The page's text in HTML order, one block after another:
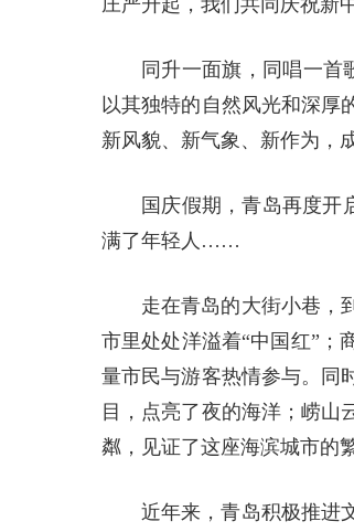
庄严升起，我们共同庆祝新
同升一面旗，同唱一首
以其独特的自然风光和深厚
新风貌、新气象、新作为，
国庆假期，青岛再度开
满了年轻人……
走在青岛的大街小巷，
市里处处洋溢着“中国红”；
量市民与游客热情参与。同
目，点亮了夜的海洋；崂山
粼，见证了这座海滨城市的
近年来，青岛积极推进